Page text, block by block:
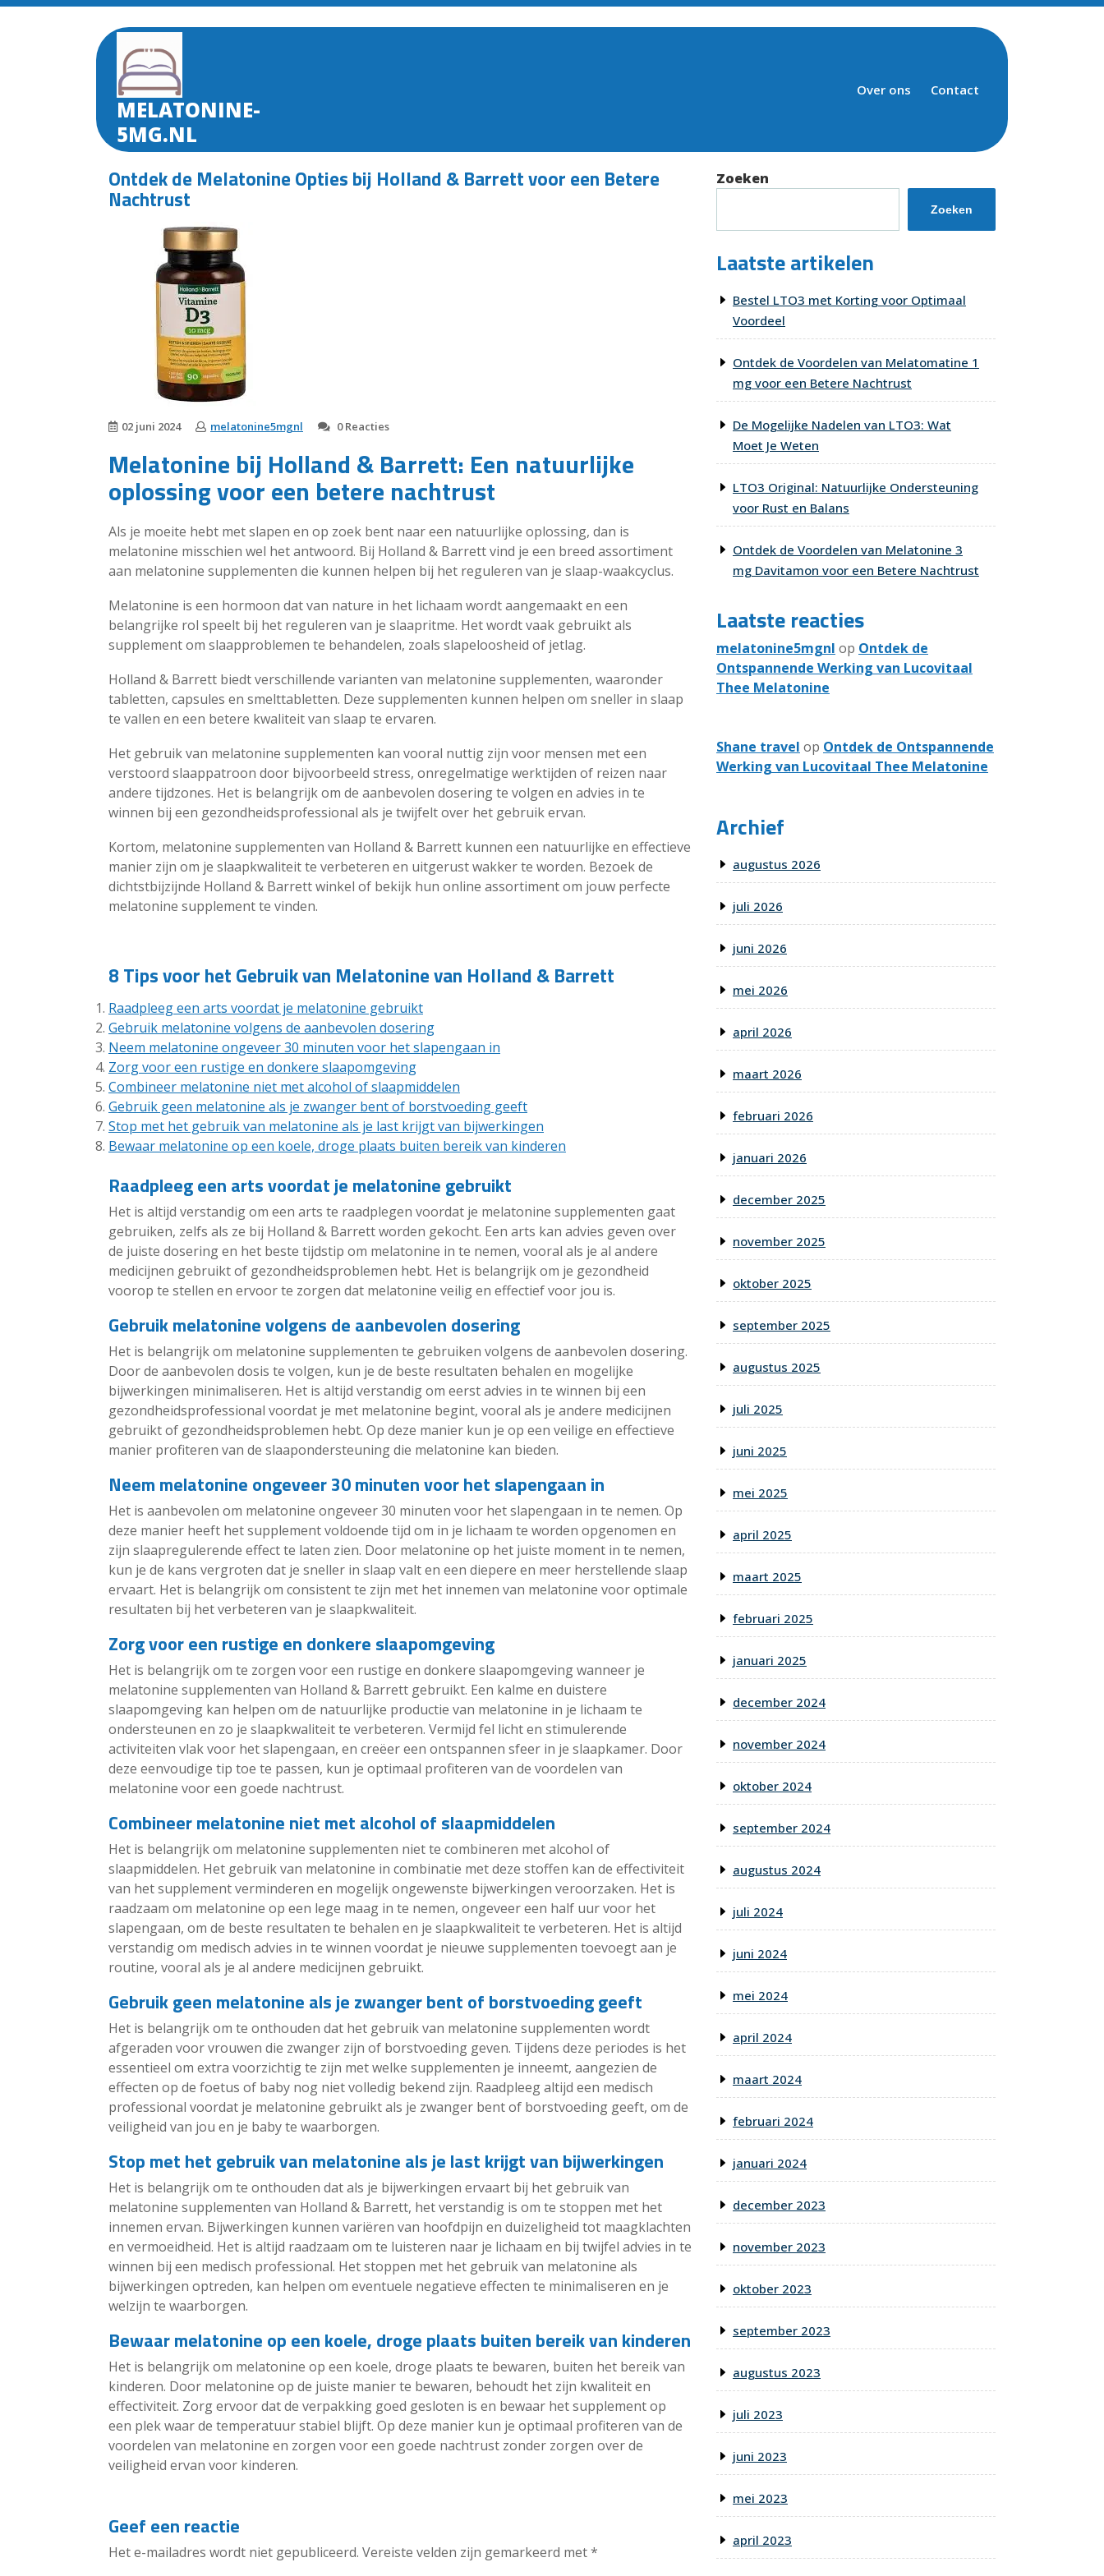
Skip
MELATONINE-
5MG.NL
Over ons Contact
Ontdek de Melatonine Opties bij Holland & Barrett voor een Betere
Nachtrust
02 juni 2024 melatonine5mgnl 0 Reacties
Melatonine bij Holland & Barrett: Een natuurlijke
oplossing voor een betere nachtrust
Als je moeite hebt met slapen en op zoek bent naar een natuurlijke oplossing, dan is
melatonine misschien wel het antwoord. Bij Holland & Barrett vind je een breed assortiment
aan melatonine supplementen die kunnen helpen bij het reguleren van je slaap-waakcyclus.
Melatonine is een hormoon dat van nature in het lichaam wordt aangemaakt en een
belangrijke rol speelt bij het reguleren van je slaapritme. Het wordt vaak gebruikt als
supplement om slaapproblemen te behandelen, zoals slapeloosheid of jetlag.
Holland & Barrett biedt verschillende varianten van melatonine supplementen, waaronder
tabletten, capsules en smelttabletten. Deze supplementen kunnen helpen om sneller in slaap
te vallen en een betere kwaliteit van slaap te ervaren.
Het gebruik van melatonine supplementen kan vooral nuttig zijn voor mensen met een
verstoord slaappatroon door bijvoorbeeld stress, onregelmatige werktijden of reizen naar
andere tijdzones. Het is belangrijk om de aanbevolen dosering te volgen en advies in te
winnen bij een gezondheidsprofessional als je twijfelt over het gebruik ervan.
Kortom, melatonine supplementen van Holland & Barrett kunnen een natuurlijke en effectieve
manier zijn om je slaapkwaliteit te verbeteren en uitgerust wakker te worden. Bezoek de
dichtstbijzijnde Holland & Barrett winkel of bekijk hun online assortiment om jouw perfecte
melatonine supplement te vinden.
8 Tips voor het Gebruik van Melatonine van Holland & Barrett
Raadpleeg een arts voordat je melatonine gebruikt
Gebruik melatonine volgens de aanbevolen dosering
Neem melatonine ongeveer 30 minuten voor het slapengaan in
Zorg voor een rustige en donkere slaapomgeving
Combineer melatonine niet met alcohol of slaapmiddelen
Gebruik geen melatonine als je zwanger bent of borstvoeding geeft
Stop met het gebruik van melatonine als je last krijgt van bijwerkingen
Bewaar melatonine op een koele, droge plaats buiten bereik van kinderen
Raadpleeg een arts voordat je melatonine gebruikt
Het is altijd verstandig om een arts te raadplegen voordat je melatonine supplementen gaat
gebruiken, zelfs als ze bij Holland & Barrett worden gekocht. Een arts kan advies geven over
de juiste dosering en het beste tijdstip om melatonine in te nemen, vooral als je al andere
medicijnen gebruikt of gezondheidsproblemen hebt. Het is belangrijk om je gezondheid
voorop te stellen en ervoor te zorgen dat melatonine veilig en effectief voor jou is.
Gebruik melatonine volgens de aanbevolen dosering
Het is belangrijk om melatonine supplementen te gebruiken volgens de aanbevolen dosering.
Door de aanbevolen dosis te volgen, kun je de beste resultaten behalen en mogelijke
bijwerkingen minimaliseren. Het is altijd verstandig om eerst advies in te winnen bij een
gezondheidsprofessional voordat je met melatonine begint, vooral als je andere medicijnen
gebruikt of gezondheidsproblemen hebt. Op deze manier kun je op een veilige en effectieve
manier profiteren van de slaapondersteuning die melatonine kan bieden.
Neem melatonine ongeveer 30 minuten voor het slapengaan in
Het is aanbevolen om melatonine ongeveer 30 minuten voor het slapengaan in te nemen. Op
deze manier heeft het supplement voldoende tijd om in je lichaam te worden opgenomen en
zijn slaapregulerende effect te laten zien. Door melatonine op het juiste moment in te nemen,
kun je de kans vergroten dat je sneller in slaap valt en een diepere en meer herstellende slaap
ervaart. Het is belangrijk om consistent te zijn met het innemen van melatonine voor optimale
resultaten bij het verbeteren van je slaapkwaliteit.
Zorg voor een rustige en donkere slaapomgeving
Het is belangrijk om te zorgen voor een rustige en donkere slaapomgeving wanneer je
melatonine supplementen van Holland & Barrett gebruikt. Een kalme en duistere
slaapomgeving kan helpen om de natuurlijke productie van melatonine in je lichaam te
ondersteunen en zo je slaapkwaliteit te verbeteren. Vermijd fel licht en stimulerende
activiteiten vlak voor het slapengaan, en creëer een ontspannen sfeer in je slaapkamer. Door
deze eenvoudige tip toe te passen, kun je optimaal profiteren van de voordelen van
melatonine voor een goede nachtrust.
Combineer melatonine niet met alcohol of slaapmiddelen
Het is belangrijk om melatonine supplementen niet te combineren met alcohol of
slaapmiddelen. Het gebruik van melatonine in combinatie met deze stoffen kan de effectiviteit
van het supplement verminderen en mogelijk ongewenste bijwerkingen veroorzaken. Het is
raadzaam om melatonine op een lege maag in te nemen, ongeveer een half uur voor het
slapengaan, om de beste resultaten te behalen en je slaapkwaliteit te verbeteren. Het is altijd
verstandig om medisch advies in te winnen voordat je nieuwe supplementen toevoegt aan je
routine, vooral als je al andere medicijnen gebruikt.
Gebruik geen melatonine als je zwanger bent of borstvoeding geeft
Het is belangrijk om te onthouden dat het gebruik van melatonine supplementen wordt
afgeraden voor vrouwen die zwanger zijn of borstvoeding geven. Tijdens deze periodes is het
essentieel om extra voorzichtig te zijn met welke supplementen je inneemt, aangezien de
effecten op de foetus of baby nog niet volledig bekend zijn. Raadpleeg altijd een medisch
professional voordat je melatonine gebruikt als je zwanger bent of borstvoeding geeft, om de
veiligheid van jou en je baby te waarborgen.
Stop met het gebruik van melatonine als je last krijgt van bijwerkingen
Het is belangrijk om te onthouden dat als je bijwerkingen ervaart bij het gebruik van
melatonine supplementen van Holland & Barrett, het verstandig is om te stoppen met het
innemen ervan. Bijwerkingen kunnen variëren van hoofdpijn en duizeligheid tot maagklachten
en vermoeidheid. Het is altijd raadzaam om te luisteren naar je lichaam en bij twijfel advies in te
winnen bij een medisch professional. Het stoppen met het gebruik van melatonine als
bijwerkingen optreden, kan helpen om eventuele negatieve effecten te minimaliseren en je
welzijn te waarborgen.
Bewaar melatonine op een koele, droge plaats buiten bereik van kinderen
Het is belangrijk om melatonine op een koele, droge plaats te bewaren, buiten het bereik van
kinderen. Door melatonine op de juiste manier te bewaren, behoudt het zijn kwaliteit en
effectiviteit. Zorg ervoor dat de verpakking goed gesloten is en bewaar het supplement op
een plek waar de temperatuur stabiel blijft. Op deze manier kun je optimaal profiteren van de
voordelen van melatonine en zorgen voor een goede nachtrust zonder zorgen over de
veiligheid ervan voor kinderen.
Geef een reactie
Het e-mailadres wordt niet gepubliceerd. Vereiste velden zijn gemarkeerd met*
Zoeken
Zoeken
Laatste artikelen
Bestel LTO3 met Korting voor Optimaal
Voordeel
Ontdek de Voordelen van Melatomatine 1
mg voor een Betere Nachtrust
De Mogelijke Nadelen van LTO3: Wat
Moet Je Weten
LTO3 Original: Natuurlijke Ondersteuning
voor Rust en Balans
Ontdek de Voordelen van Melatonine 3
mg Davitamon voor een Betere Nachtrust
Laatste reacties
melatonine5mgnl op Ontdek de
Ontspannende Werking van Lucovitaal
Thee Melatonine
Shane travel op Ontdek de Ontspannende
Werking van Lucovitaal Thee Melatonine
Archief
augustus 2026
juli 2026
juni 2026
mei 2026
april 2026
maart 2026
februari 2026
januari 2026
december 2025
november 2025
oktober 2025
september 2025
augustus 2025
juli 2025
juni 2025
mei 2025
april 2025
maart 2025
februari 2025
januari 2025
december 2024
november 2024
oktober 2024
september 2024
augustus 2024
juli 2024
juni 2024
mei 2024
april 2024
maart 2024
februari 2024
januari 2024
december 2023
november 2023
oktober 2023
september 2023
augustus 2023
juli 2023
juni 2023
mei 2023
april 2023